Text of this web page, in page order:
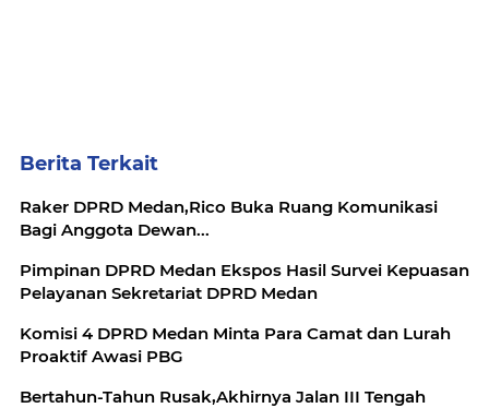
Berita Terkait
Raker DPRD Medan,Rico Buka Ruang Komunikasi
Bagi Anggota Dewan...
Pimpinan DPRD Medan Ekspos Hasil Survei Kepuasan
Pelayanan Sekretariat DPRD Medan
Komisi 4 DPRD Medan Minta Para Camat dan Lurah
Proaktif Awasi PBG
Bertahun-Tahun Rusak,Akhirnya Jalan III Tengah